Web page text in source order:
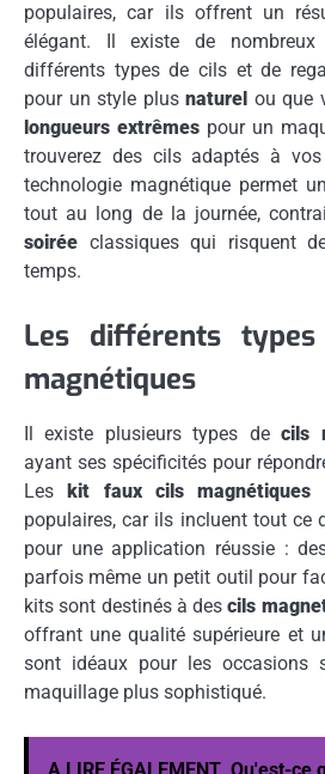
populaires, car ils offrent un
élégant. Il existe de
différents types de cils et de
pour un style plus naturel ou que
longueurs extrêmes pour un
trouverez des cils adaptés à
technologie magnétique permet
tout au long de la journée,
soirée classiques qui risquent
temps.
Les différents
magnétiques
Il existe plusieurs types decils
ayant ses spécificités pour
Les
kit faux cils magnétiques
populaires, car ils incluent tout ce
pour une application réussie :
parfois même un petit outil pour
kits sont destinés à descils
offrant une qualité supérieure et
sont idéaux pour les occasions
maquillage plus sophistiqué.
A LIRE ÉGALEMENT Qu'est-ce